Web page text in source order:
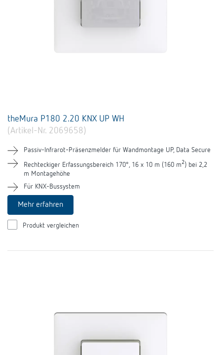
theMura P180 2.20 KNX UP WH
(Artikel-Nr. 2069658)
Passiv-Infrarot-Präsenzmelder für Wandmontage UP, Data Secure
Rechteckiger Erfassungsbereich 170°, 16 x 10 m (160 m2) bei 2,2
m Montagehöhe
Für KNX-Bussystem
Mehr erfahren
Produkt vergleichen